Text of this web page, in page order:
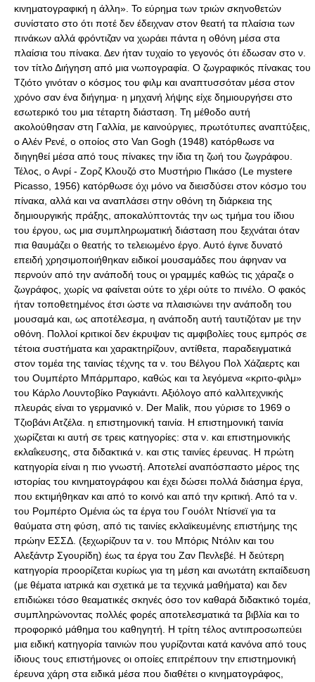
κινηματογραφική η άλλη». Το εύρημα των τριών σκηνοθετών
συνίστατο στο ότι ποτέ δεν έδειχναν στον θεατή τα πλαίσια των
πινάκων αλλά φρόντιζαν να χωράει πάντα η οθόνη μέσα στα
πλαίσια του πίνακα. Δεν ήταν τυχαίο το γεγονός ότι έδωσαν στο ν.
τον τίτλο Διήγηση από μια νωπογραφία. Ο ζωγραφικός πίνακας του
Τζιότο γινόταν ο κόσμος του φιλμ και αναπτυσσόταν μέσα στον
χρόνο σαν ένα διήγημα· η μηχανή λήψης είχε δημιουργήσει στο
εσωτερικό του μια τέταρτη διάσταση. Τη μέθοδο αυτή
ακολούθησαν στη Γαλλία, με καινούργιες, πρωτότυπες αναπτύξεις,
ο Αλέν Ρενέ, ο οποίος στο Van Gogh (1948) κατόρθωσε να
διηγηθεί μέσα από τους πίνακες την ίδια τη ζωή του ζωγράφου.
Τέλος, ο Ανρί - Ζορζ Κλουζό στο Μυστήριο Πικάσο (Le mystere
Picasso, 1956) κατόρθωσε όχι μόνο να διεισδύσει στον κόσμο του
πίνακα, αλλά και να αναπλάσει στην οθόνη τη διάρκεια της
δημιουργικής πράξης, αποκαλύπτοντάς την ως τμήμα του ίδιου
του έργου, ως μια συμπληρωματική διάσταση που ξεχνάται όταν
πια θαυμάζει ο θεατής το τελειωμένο έργο. Αυτό έγινε δυνατό
επειδή χρησιμοποιήθηκαν ειδικοί μουσαμάδες που άφηναν να
περνούν από την ανάποδή τους οι γραμμές καθώς τις χάραζε ο
ζωγράφος, χωρίς να φαίνεται ούτε το χέρι ούτε το πινέλο. Ο φακός
ήταν τοποθετημένος έτσι ώστε να πλαισιώνει την ανάποδη του
μουσαμά και, ως αποτέλεσμα, η ανάποδη αυτή ταυτιζόταν με την
οθόνη. Πολλοί κριτικοί δεν έκρυψαν τις αμφιβολίες τους εμπρός σε
τέτοια συστήματα και χαρακτηρίζουν, αντίθετα, παραδειγματικά
στον τομέα της ταινίας τέχνης τα ν. του Βέλγου Πολ Χάζαερτς και
του Ουμπέρτο Μπάρμπαρο, καθώς και τα λεγόμενα «κριτο-φιλμ»
του Κάρλο Λουντοβίκο Ραγκιάντι. Αξιόλογο από καλλιτεχνικής
πλευράς είναι το γερμανικό ν. Der Malik, που γύρισε το 1969 ο
Τζιοβάνι Ατζέλα. η επιστημονική ταινία. Η επιστημονική ταινία
χωρίζεται κι αυτή σε τρεις κατηγορίες: στα ν. και επιστημονικής
εκλαΐκευσης, στα διδακτικά ν. και στις ταινίες έρευνας. Η πρώτη
κατηγορία είναι η πιο γνωστή. Αποτελεί αναπόσπαστο μέρος της
ιστορίας του κινηματογράφου και έχει δώσει πολλά διάσημα έργα,
που εκτιμήθηκαν και από το κοινό και από την κριτική. Από τα ν.
του Ρομπέρτο Ομένια ώς τα έργα του Γουόλτ Ντίσνεϊ για τα
θαύματα στη φύση, από τις ταινίες εκλαϊκευμένης επιστήμης της
πρώην ΕΣΣΔ. (ξεχωρίζουν τα ν. του Μπόρις Ντόλιν και του
Αλεξάντρ Σγουρίδη) έως τα έργα του Ζαν Πενλεβέ. Η δεύτερη
κατηγορία προορίζεται κυρίως για τη μέση και ανωτάτη εκπαίδευση
(με θέματα ιατρικά και σχετικά με τα τεχνικά μαθήματα) και δεν
επιδιώκει τόσο θεαματικές σκηνές όσο τον καθαρά διδακτικό τομέα,
συμπληρώνοντας πολλές φορές αποτελεσματικά τα βιβλία και το
προφορικό μάθημα του καθηγητή. Η τρίτη τέλος αντιπροσωπεύει
μια ειδική κατηγορία ταινιών που γυρίζονται κατά κανόνα από τους
ίδιους τους επιστήμονες οι οποίες επιτρέπουν την επιστημονική
έρευνα χάρη στα ειδικά μέσα που διαθέτει ο κινηματογράφος,